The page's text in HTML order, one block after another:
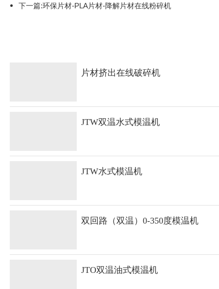
下一篇:环保片材-PLA片材-降解片材在线粉碎机
片材挤出在线破碎机
JTW双温水式模温机
JTW水式模温机
双回路（双温）0-350度模温机
JTO双温油式模温机